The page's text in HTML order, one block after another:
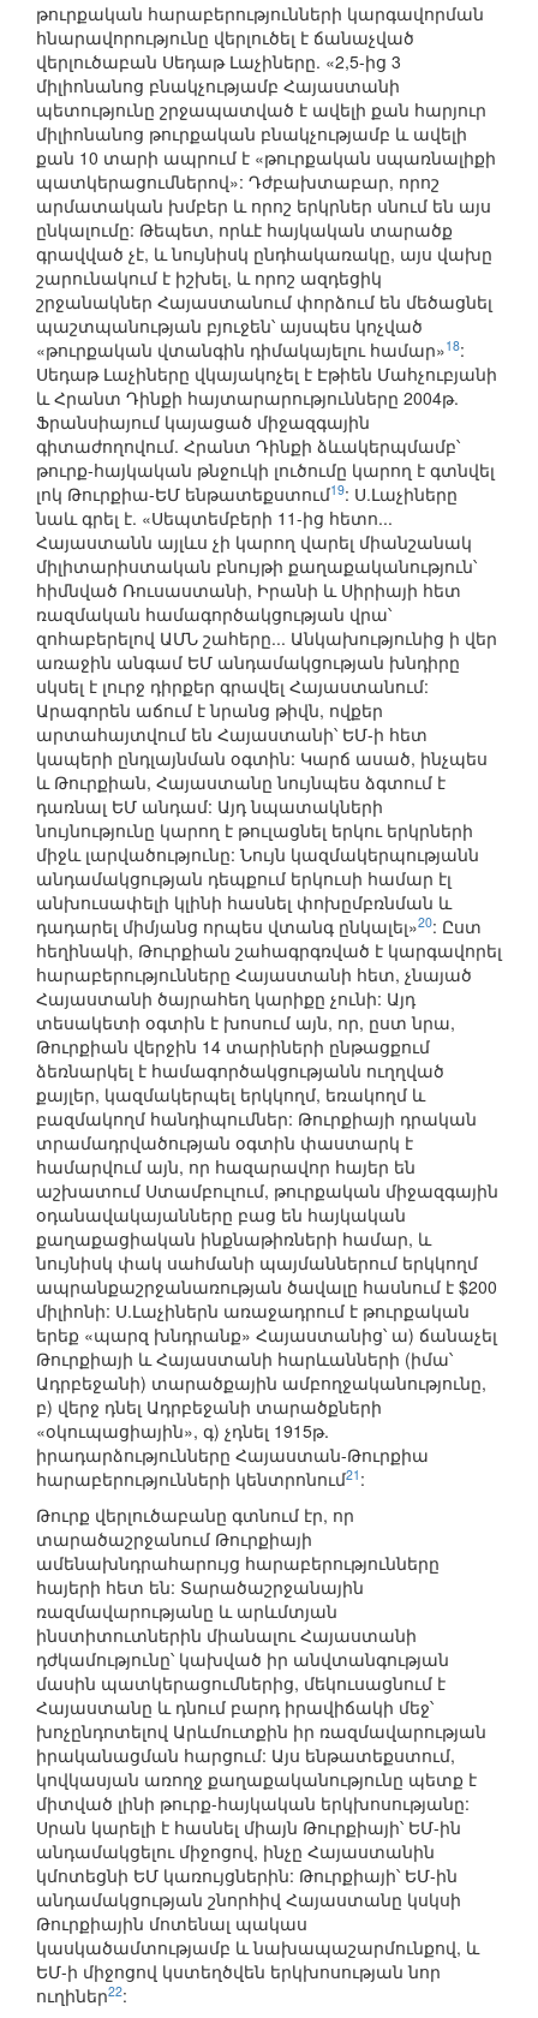
թուրքական հարաբերությունների կարգավորման
հնարավորությունը վերլուծել է ճանաչված
վերլուծաբան Սեդաթ Լաչիները. «2,5-ից 3
միլիոնանոց բնակչությամբ Հայաստանի
պետությունը շրջապատված է ավելի քան հարյուր
միլիոնանոց թուրքական բնակչությամբ և ավելի
քան 10 տարի ապրում է «թուրքական սպառնալիքի
պատկերացումներով»: Դժբախտաբար, որոշ
արմատական խմբեր և որոշ երկրներ սնում են այս
ընկալումը: Թեպետ, որևէ հայկական տարածք
գրավված չէ, և նույնիսկ ընդհակառակը, այս վախը
շարունակում է իշխել, և որոշ ազդեցիկ
շրջանակներ Հայաստանում փորձում են մեծացնել
պաշտպանության բյուջեն՝ այսպես կոչված
«թուրքական վտանգին դիմակայելու համար»18:
Սեդաթ Լաչիները վկայակոչել է Էթիեն Մահչուբյանի
և Հրանտ Դինքի հայտարարությունները 2004թ.
Ֆրանսիայում կայացած միջազգային
գիտաժողովում. Հրանտ Դինքի ձևակերպմամբ՝
թուրք-հայկական թնջուկի լուծումը կարող է գտնվել
լոկ Թուրքիա-ԵՄ ենթատեքստում19: Ս.Լաչիները
նաև գրել է. «Սեպտեմբերի 11-ից հետո...
Հայաստանն այլևս չի կարող վարել միանշանակ
միլիտարիստական բնույթի քաղաքականություն՝
հիմնված Ռուսաստանի, Իրանի և Սիրիայի հետ
ռազմական համագործակցության վրա՝
զոհաբերելով ԱՄՆ շահերը... Անկախությունից ի վեր
առաջին անգամ ԵՄ անդամակցության խնդիրը
սկսել է լուրջ դիրքեր գրավել Հայաստանում:
Արագորեն աճում է նրանց թիվն, ովքեր
արտահայտվում են Հայաստանի՝ ԵՄ-ի հետ
կապերի ընդլայնման օգտին: Կարճ ասած, ինչպես
և Թուրքիան, Հայաստանը նույնպես ձգտում է
դառնալ ԵՄ անդամ: Այդ նպատակների
նույնությունը կարող է թուլացնել երկու երկրների
միջև լարվածությունը: Նույն կազմակերպությանն
անդամակցության դեպքում երկուսի համար էլ
անխուսափելի կլինի հասնել փոխըմբռնման և
դադարել միմյանց որպես վտանգ ընկալել»20: Ըստ
հեղինակի, Թուրքիան շահագրգռված է կարգավորել
հարաբերությունները Հայաստանի հետ, չնայած
Հայաստանի ծայրահեղ կարիքը չունի: Այդ
տեսակետի օգտին է խոսում այն, որ, ըստ նրա,
Թուրքիան վերջին 14 տարիների ընթացքում
ձեռնարկել է համագործակցությանն ուղղված
քայլեր, կազմակերպել երկկողմ, եռակողմ և
բազմակողմ հանդիպումներ: Թուրքիայի դրական
տրամադրվածության օգտին փաստարկ է
համարվում այն, որ հազարավոր հայեր են
աշխատում Ստամբուլում, թուրքական միջազգային
օդանավակայանները բաց են հայկական
քաղաքացիական ինքնաթիռների համար, և
նույնիսկ փակ սահմանի պայմաններում երկկողմ
ապրանքաշրջանառության ծավալը հասնում է $200
միլիոնի: Ս.Լաչիներն առաջադրում է թուրքական
երեք «պարզ խնդրանք» Հայաստանից՝ ա) ճանաչել
Թուրքիայի և Հայաստանի հարևանների (իմա՝
Ադրբեջանի) տարածքային ամբողջականությունը,
բ) վերջ դնել Ադրբեջանի տարածքների
«օկուպացիային», գ) չդնել 1915թ.
իրադարձությունները Հայաստան-Թուրքիա
հարաբերությունների կենտրոնում21 :
Թուրք վերլուծաբանը գտնում էր, որ
տարածաշրջանում Թուրքիայի
ամենախնդրահարույց հարաբերությունները
հայերի հետ են: Տարածաշրջանային
ռազմավարությանը և արևմտյան
ինստիտուտներին միանալու Հայաստանի
դժկամությունը՝ կախված իր անվտանգության
մասին պատկերացումներից, մեկուսացնում է
Հայաստանը և դնում բարդ իրավիճակի մեջ՝
խոչընդոտելով Արևմուտքին իր ռազմավարության
իրականացման հարցում: Այս ենթատեքստում,
կովկասյան առողջ քաղաքականությունը պետք է
միտված լինի թուրք-հայկական երկխոսությանը:
Սրան կարելի է հասնել միայն Թուրքիայի՝ ԵՄ-ին
անդամակցելու միջոցով, ինչը Հայաստանին
կմոտեցնի ԵՄ կառույցներին: Թուրքիայի՝ ԵՄ-ին
անդամակցության շնորհիվ Հայաստանը կսկսի
Թուրքիային մոտենալ պակաս
կասկածամտությամբ և նախապաշարմունքով, և
ԵՄ-ի միջոցով կստեղծվեն երկխոսության նոր
ուղիներ22: